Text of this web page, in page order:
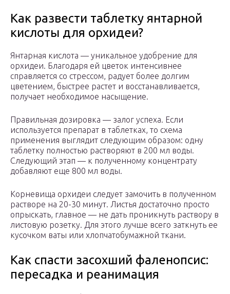
Как развести таблетку янтарной
кислоты для орхидеи?
Янтарная кислота — уникальное удобрение для
орхидеи. Благодаря ей цветок интенсивнее
справляется со стрессом, радует более долгим
цветением, быстрее растет и восстанавливается,
получает необходимое насыщение.
Правильная дозировка — залог успеха. Если
используется препарат в таблетках, то схема
применения выглядит следующим образом: одну
таблетку полностью растворяют в 200 мл воды.
Следующий этап — к полученному концентрату
добавляют еще 800 мл воды.
Корневища орхидеи следует замочить в полученном
растворе на 20-30 минут. Листья достаточно просто
опрыскать, главное — не дать проникнуть раствору в
листовую розетку. Для этого лучше всего заткнуть ее
кусочком ваты или хлопчатобумажной ткани.
Как спасти засохший фаленопсис:
пересадка и реанимация